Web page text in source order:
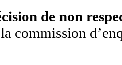
de non
commission